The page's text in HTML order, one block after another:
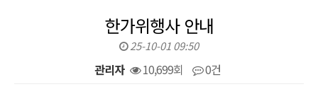
한가위행사 안내
25-10-01 09:50
관리자 10,699회 0건